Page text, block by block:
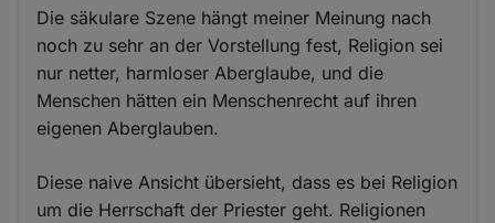
Die säkulare Szene hängt meiner Meinung nach
noch zu sehr an der Vorstellung fest, Religion sei
nur netter, harmloser Aberglaube, und die
Menschen hätten ein Menschenrecht auf ihren
eigenen Aberglauben.
Diese naive Ansicht übersieht, dass es bei Religion
um die Herrschaft der Priester geht. Religionen